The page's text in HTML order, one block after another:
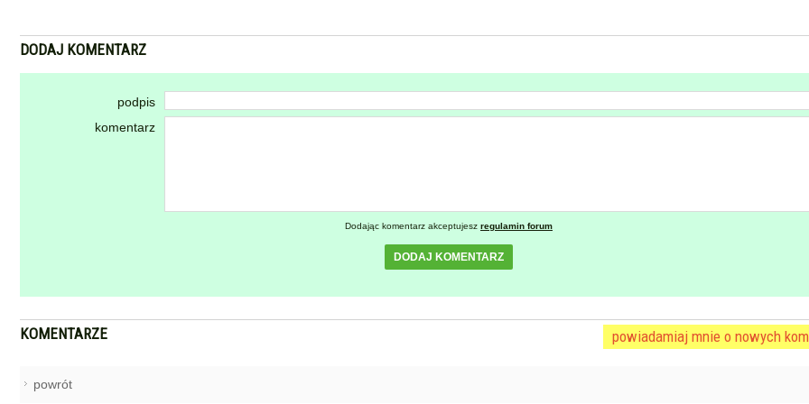
DODAJ KOMENTARZ
podpis
komentarz
Dodając komentarz akceptujesz regulamin forum
DODAJ KOMENTARZ
KOMENTARZE powiadamiaj mnie o nowych
powrót